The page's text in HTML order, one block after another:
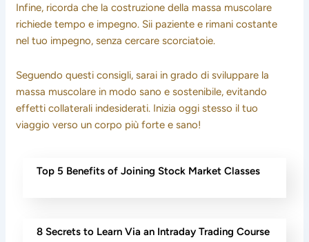
Infine, ricorda che la costruzione della massa muscolare
richiede tempo e impegno. Sii paziente e rimani costante
nel tuo impegno, senza cercare scorciatoie.
Seguendo questi consigli, sarai in grado di sviluppare la
massa muscolare in modo sano e sostenibile, evitando
effetti collaterali indesiderati. Inizia oggi stesso il tuo
viaggio verso un corpo più forte e sano!
Top 5 Benefits of Joining Stock Market Classes
8 Secrets to Learn Via an Intraday Trading Course